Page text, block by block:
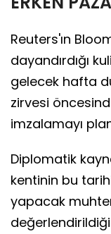
Reuters'ın
dayandırdığı
gelecek hafta
zirvesi
imzalamayı
Diplomatik
kentinin bu
yapacak